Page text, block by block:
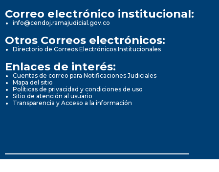
Correo electrónico institucional:
info@cendoj.ramajudicial.gov.co
Otros Correos electrónicos:
Directorio de Correos Electrónicos Institucionales
Enlaces de interés:
Cuentas de correo para Notificaciones Judiciales
Mapa del sitio
Políticas de privacidad y condiciones de uso
Sitio de atención al usuario
Transparencia y Acceso a la información